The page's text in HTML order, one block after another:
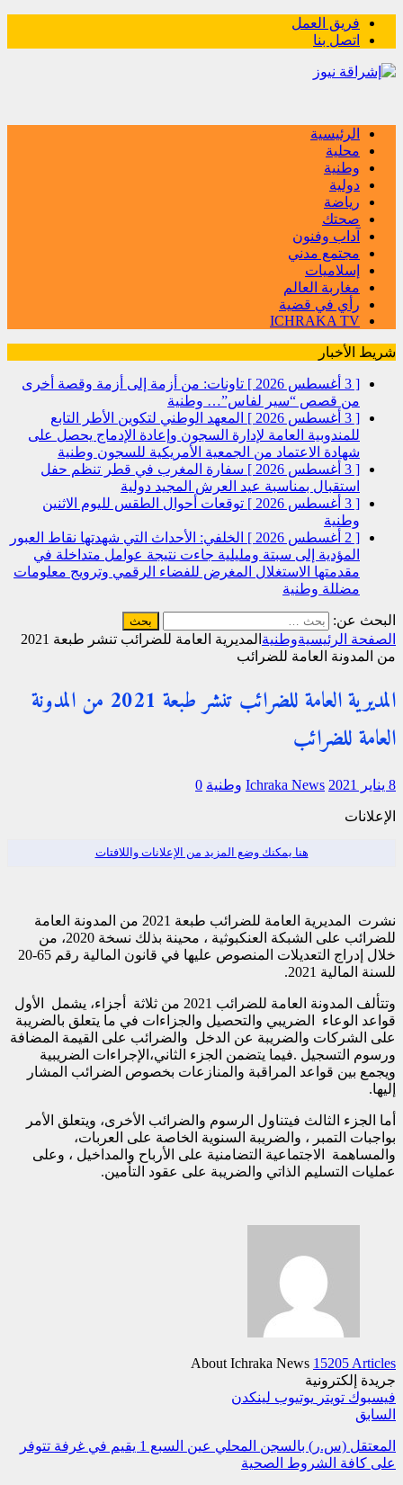
فريق العمل
اتصل بنا
الرئيسية
محلية
وطنية
دولية
رياضة
صحتك
آداب وفنون
مجتمع مدني
إسلاميات
مغاربة العالم
رأي في قضية
ICHRAKA TV
شريط الأخبار
[ 3 أغسطس 2026 ]
تاونات: من أزمة إلى أزمة وقصة أخرى
من قصص “سير لفاس”… وطنية
[ 3 أغسطس 2026 ]
المعهد الوطني لتكوين الأطر التابع
للمندوبية العامة لإدارة السجون وإعادة الإدماج يحصل على
شهادة الاعتماد من الجمعية الأمريكية للسجون وطنية
[ 3 أغسطس 2026 ]
سفارة المغرب في قطر تنظم حفل
استقبال بمناسبة عيد العرش المجيد دولية
[ 3 أغسطس 2026 ]
توقعات أحوال الطقس لليوم الاثنين
وطنية
[ 2 أغسطس 2026 ]
الخلفي: الأحداث التي شهدتها نقاط العبور
المؤدية إلى سبتة ومليلية جاءت نتيجة عوامل متداخلة في
مقدمتها الاستغلال المغرض للفضاء الرقمي وترويج معلومات
مضللة وطنية
البحث عن:
الصفحة الرئيسيةوطنية
المديرية العامة للضرائب تنشر طبعة 2021
من المدونة العامة للضرائب
المديرية العامة للضرائب تنشر طبعة 2021 من المدونة
العامة للضرائب
8 يناير 2021 Ichraka News وطنية 0
الإعلانات
هنا يمكنك وضع المزيد من الإعلانات واللافتات
نشرت المديرية العامة للضرائب طبعة 2021 من المدونة العامة
للضرائب على الشبكة العنكبوثية ، محينة بذلك نسخة 2020، من
خلال إدراج التعديلات المنصوص عليها في قانون المالية رقم 65-20
للسنة المالية 2021.
وتتألف المدونة العامة للضرائب 2021 من ثلاثة أجزاء، يشمل الأول
قواعد الوعاء الضريبي والتحصيل والجزاءات في ما يتعلق بالضريبة
على الشركات والضريبة عن الدخل والضرائب على القيمة المضافة
ورسوم التسجيل .فيما يتضمن الجزء الثاني،الإجراءات الضريبية
ويجمع بين قواعد المراقبة والمنازعات بخصوص الضرائب المشار
إليها.
أما الجزء الثالث فيتناول الرسوم والضرائب الأخرى، ويتعلق الأمر
بواجبات التمبر ، والضريبة السنوية الخاصة على العربات،
والمساهمة الاجتماعية التضامنية على الأرباح والمداخيل ، وعلى
عمليات التسليم الذاتي والضريبة على عقود التأمين.
About Ichraka News 15205 Articles
جريدة إلكترونية
فيسبوك تويتر يوتيوب لينكدن
السابق
المعتقل (س.ر) بالسجن المحلي عين السبع 1 يقيم في غرفة تتوفر
على كافة الشروط الصحية